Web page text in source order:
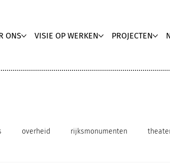
ONS VISIE OP WERKEN PROJECTEN
overheid rijksmonumenten